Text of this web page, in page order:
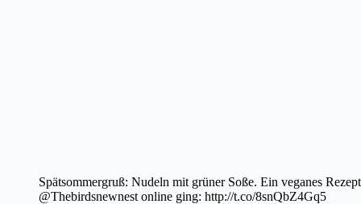
Spätsommergruß: Nudeln mit grüner Soße. Ein veganes
@Thebirdsnewnest online ging: http://t.co/8snQbZ4Gq5